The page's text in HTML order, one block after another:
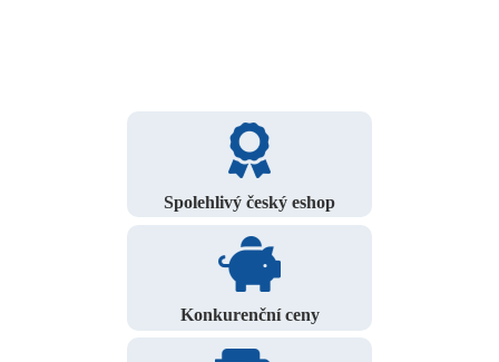
Spolehlivý český eshop
Konkurenční ceny